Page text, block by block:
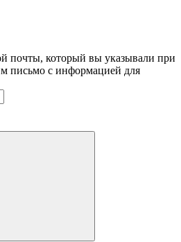
почты, который вы указывали при
письмо с информацией для